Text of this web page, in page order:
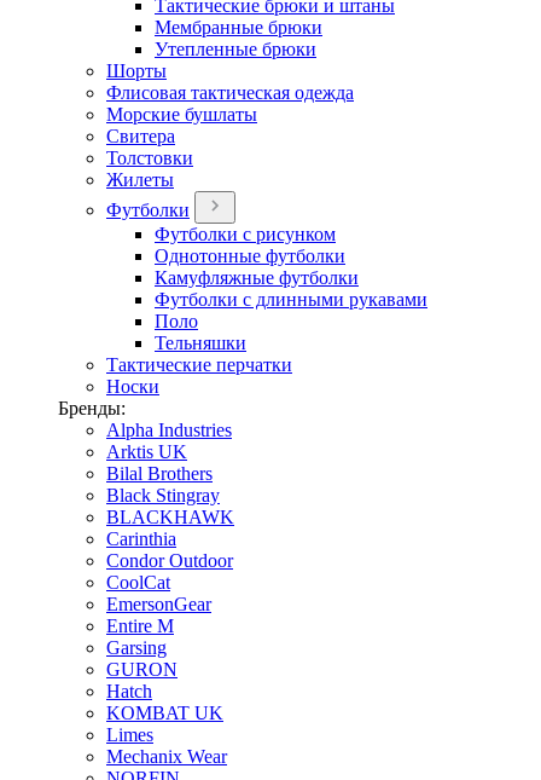
Тактические брюки и штаны
Мембранные брюки
Утепленные брюки
Шорты
Флисовая тактическая одежда
Морские бушлаты
Свитера
Толстовки
Жилеты
Футболки
Футболки с рисунком
Однотонные футболки
Камуфляжные футболки
Футболки с длинными рукавами
Поло
Тельняшки
Тактические перчатки
Носки
Бренды:
Alpha Industries
Arktis UK
Bilal Brothers
Black Stingray
BLACKHAWK
Carinthia
Condor Outdoor
CoolCat
EmersonGear
Entire M
Garsing
GURON
Hatch
KOMBAT UK
Limes
Mechanix Wear